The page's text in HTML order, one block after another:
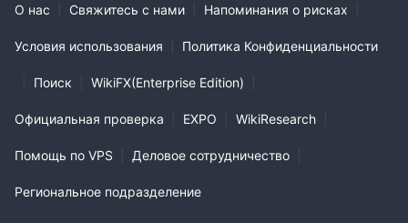
О нас Свяжитесь с нами Напоминания о рисках
Условия использования Политика Конфиденциальности
Поиск WikiFX(Enterprise Edition)
Официальная проверка EXPO WikiResearch
Помощь по VPS Деловое сотрудничество
Региональное подразделение